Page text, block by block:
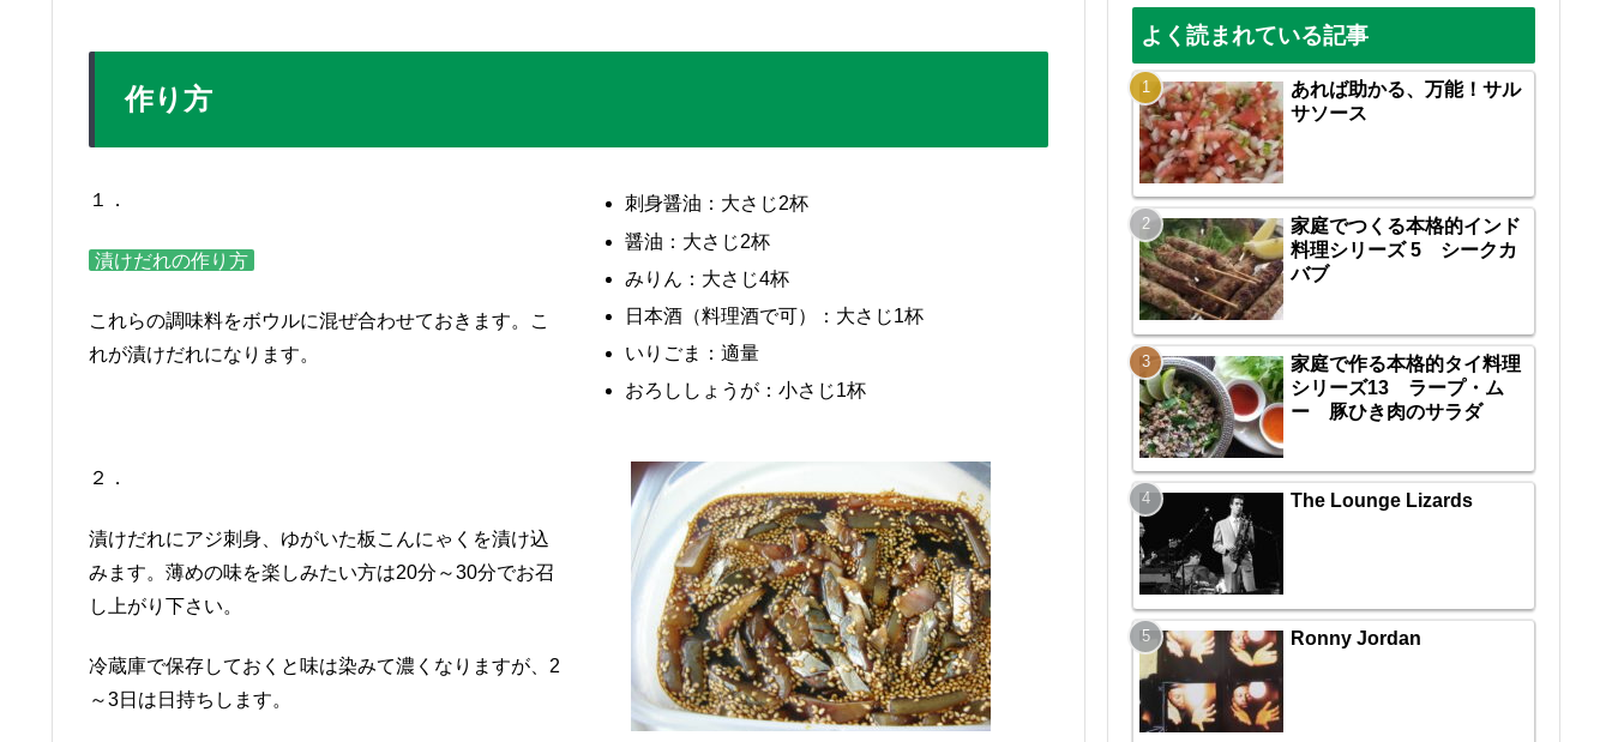
作り方
１．
漬けだれの作り方
これらの調味料をボウルに混ぜ合わせておきます。こ
れが漬けだれになります。
刺身醤油：大さじ2杯
醤油：大さじ2杯
みりん： 大さじ4杯
日本酒（料理酒で可）：大さじ1杯
いりごま：適量
おろししょうが：小さじ1杯
２．
漬けだれにアジ刺身、ゆがいた板こんにゃくを漬け込
みます。薄めの味を楽しみたい方は20分～30分でお召
し上がり下さい。
冷蔵庫で保存しておくと味は染みて濃くなりますが、2
～3日は日持ちします。
よく読まれている記事
あれば助かる、万能！サル
サソース
家庭でつくる本格的インド
料理シリーズ 5 シークカ
バブ
家庭で作る本格的タイ料理
シリーズ13 ラープ・ム
ー 豚ひき肉のサラダ
The Lounge Lizards
Ronny Jordan